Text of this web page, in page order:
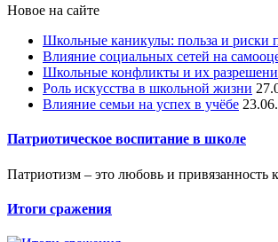
Новое на сайте
Школьные каникулы: польза и риски
Влияние социальных сетей на
Школьные конфликты и их
Роль искусства в школьной жизни
Влияние семьи на успех в учёбе
Патриотическое воспитание в школе
Патриотизм – это любовь и привязанность
Итоги сражения